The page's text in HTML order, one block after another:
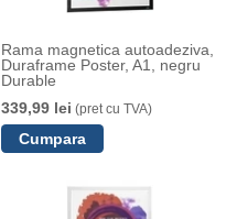
Rama magnetica autoadeziva,
Duraframe Poster, A1, negru
Durable
339,99 lei (pret cu TVA)